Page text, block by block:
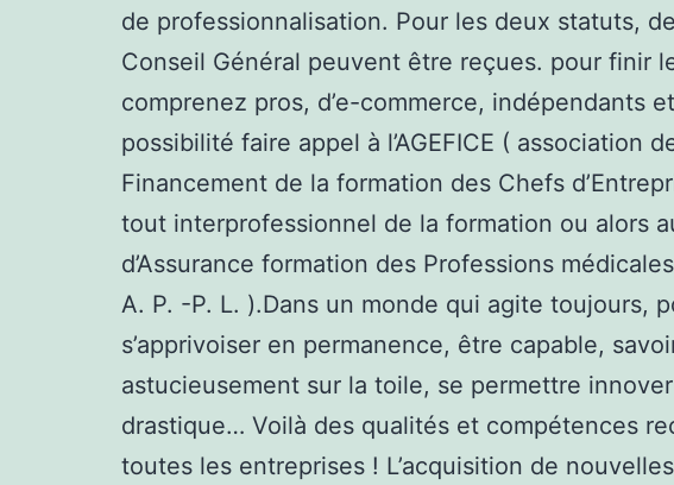
de professionnalisation. Pour les deux statuts,
Conseil Général peuvent être reçues. pour finir
comprenez pros, d’e-commerce, indépendants
possibilité faire appel à l’AGEFICE ( association
Financement de la formation des Chefs
tout interprofessionnel de la formation ou alors
d’Assurance formation des Professions
A. P. -P. L. ).Dans un monde qui agite toujours,
s’apprivoiser en permanence, être capable,
astucieusement sur la toile, se permettre
drastique… Voilà des qualités et compétences
toutes les entreprises ! L’acquisition de